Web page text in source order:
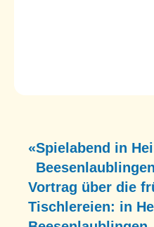
«Spielabend in
Beesenlaublingen
Vortrag über die
Tischlereien: in